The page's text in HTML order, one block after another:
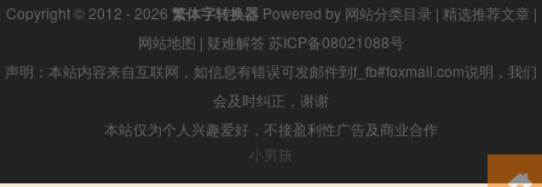
Copyright © 2012 - 2026 繁体字转换器Powered by 网站分类目录 | 精选推荐文章 |
网站地图 | 疑难解答 苏ICP备08021088号
声明：本站内容来自互联网，如信息有错误可发邮件到f_fb#foxmail.com说明，我们
会及时纠正，谢谢
本站仅为个人兴趣爱好，不接盈利性广告及商业合作
小男孩